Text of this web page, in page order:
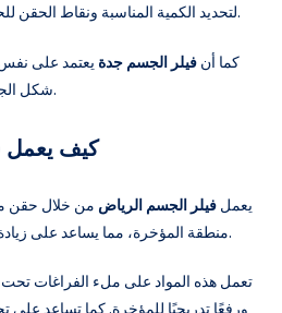
لتحديد الكمية المناسبة ونقاط الحقن للحصول على أفضل نتيجة ممكنة.
كما أن فيلر الجسم جدة يعتمد على نفس
شكل الجسم بطريقة آمنة وغير جراحية.
كيف يعمل
يعمل فيلر الجسم الرياض من خلال حقن
منطقة المؤخرة، مما يساعد على زيادة الحجم وتحسين التناسق العام.
تعمل هذه المواد على ملء الفراغات تحت
ورفعًا تدريجيًا للمؤخرة. كما تساعد